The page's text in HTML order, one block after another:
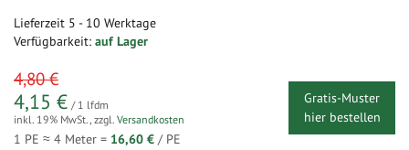
Lieferzeit 5 - 10 Werktage
Verfügbarkeit: auf Lager
sonderangebot
4,80 €
4,15 € / 1 lfdm
inkl. 19% MwSt., zzgl. Versandkosten
1 PE ≈ 4 Meter = 16,60 € / PE
Gratis-Muster
hier bestellen